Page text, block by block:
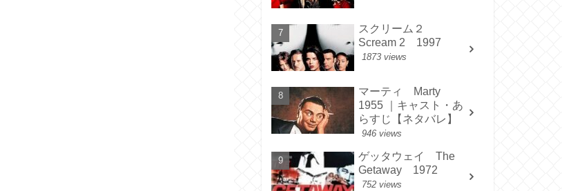
スクリーム２
Scream 2 1997
1873 views
マーティ Marty
1955 ｜キャスト・あ
らすじ【ネタバレ】
946 views
ゲッタウェイ The
Getaway 1972
752 views